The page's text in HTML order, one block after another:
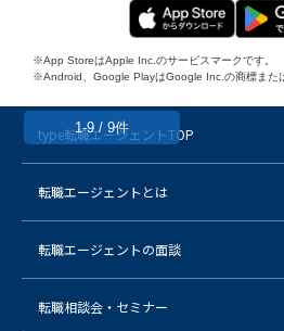
1-9 / 9件
※App StoreはApple Inc.のサービスマークです。
※Android、Google PlayはGoogle Inc.の商標また
type転職エージェントTOP
転職エージェントとは
転職エージェントの面談
転職相談会・セミナー